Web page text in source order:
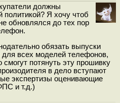
должны
политикой? Я хочу чтоб
обновлялся до тех пор
обязать выпуски
всех моделей телефонов,
смогут потянуть эту прошивку
в дело вступают
экспертизы оценивающие
и т.д.)